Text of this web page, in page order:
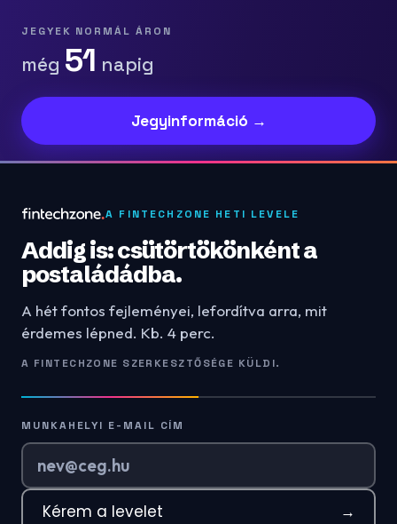
JEGYEK NORMÁL ÁRON
még 51 napig
Jegyinformáció →
A FINTECHZONE HETI LEVELE
Addig is: csütörtökönként a
postaládádba.
A hét fontos fejleményei, lefordítva arra, mit
érdemes lépned. Kb. 4 perc.
A FINTECHZONE SZERKESZTŐSÉGE KÜLDI.
MUNKAHELYI E-MAIL CÍM
Kérem a levelet →